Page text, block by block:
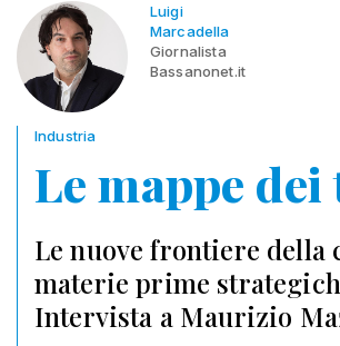
Luigi
Marcadella
Giornalista
Bassanonet.it
Industria
Le mappe
Le nuove frontiere della
materie prime
Intervista a Maurizio